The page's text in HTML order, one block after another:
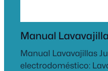
Manual
Manual Lavavajillas
electrodoméstico: